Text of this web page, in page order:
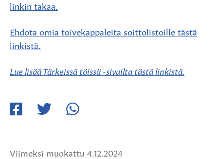
linkin takaa.
Ehdota omia toivekappaleita soittolistoille tästä
linkistä.
Lue lisää Tärkeissä töissä -sivuilta tästä linkistä.
Viimeksi muokattu 4.12.2024